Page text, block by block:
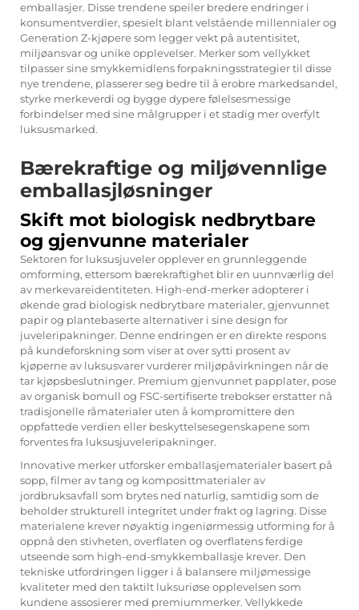
emballasjer. Disse trendene speiler bredere endringer i
konsumentverdier, spesielt blant velstående millennialer og
Generation Z-kjøpere som legger vekt på autentisitet,
miljøansvar og unike opplevelser. Merker som vellykket
tilpasser sine smykkemidlens forpakningsstrategier til disse
nye trendene, plasserer seg bedre til å erobre markedsandel,
styrke merkeverdi og bygge dypere følelsesmessige
forbindelser med sine målgrupper i et stadig mer overfylt
luksusmarked.
Bærekraftige og miljøvennlige
emballasjløsninger
Skift mot biologisk nedbrytbare
og gjenvunne materialer
Sektoren for luksusjuveler opplever en grunnleggende
omforming, ettersom bærekraftighet blir en uunnværlig del
av merkevareidentiteten. High-end-merker adopterer i
økende grad biologisk nedbrytbare materialer, gjenvunnet
papir og plantebaserte alternativer i sine design for
juveleripakninger. Denne endringen er en direkte respons
på kundeforskning som viser at over sytti prosent av
kjøperne av luksusvarer vurderer miljøpåvirkningen når de
tar kjøpsbeslutninger. Premium gjenvunnet papplater, pose
av organisk bomull og FSC-sertifiserte trebokser erstatter nå
tradisjonelle råmaterialer uten å kompromittere den
oppfattede verdien eller beskyttelsesegenskapene som
forventes fra luksusjuveleripakninger.
Innovative merker utforsker emballasjematerialer basert på
sopp, filmer av tang og komposittmaterialer av
jordbruksavfall som brytes ned naturlig, samtidig som de
beholder strukturell integritet under frakt og lagring. Disse
materialene krever nøyaktig ingeniørmessig utforming for å
oppnå den stivheten, overflaten og overflatens ferdige
utseende som high-end-smykkemballasje krever. Den
tekniske utfordringen ligger i å balansere miljømessige
kvaliteter med den taktilt luksuriøse opplevelsen som
kundene assosierer med premiummerker. Vellykkede